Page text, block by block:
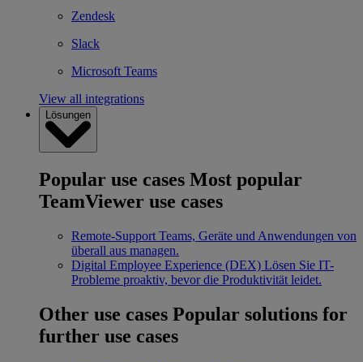
Zendesk
Slack
Microsoft Teams
View all integrations
Lösungen
Popular use cases Most popular
TeamViewer use cases
Remote-Support Teams, Geräte und Anwendungen von
überall aus managen.
Digital Employee Experience (DEX) Lösen Sie IT-
Probleme proaktiv, bevor die Produktivität leidet.
Other use cases Popular solutions for
further use cases